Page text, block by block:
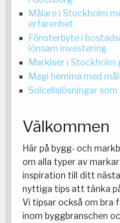
Målare i Stockholm
erfarenhet
Fönsterbyte i
lönsam investering
Markiser i Stockholm
Magi hemma med
Solcellslösningar
Välkommen
Här på bygg- och
om alla typer av
inspiration till ditt
nyttiga tips att tänka
Vi tipsar också om bra
inom byggbranschen